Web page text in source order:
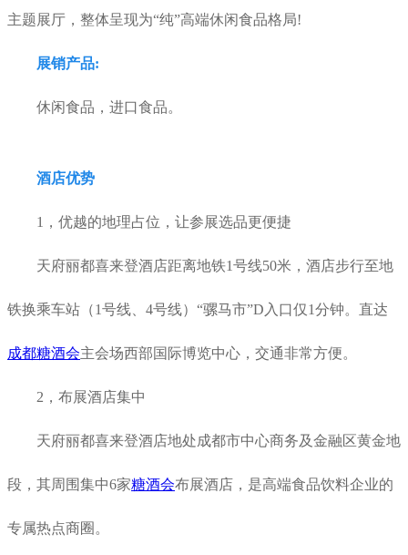
主题展厅，整体呈现为“纯”高端休闲食品格局!
展销产品:
休闲食品，进口食品。
酒店优势
1， 优越的地理占位，让参展选品更便捷
天府丽都喜来登酒店距离地铁1号线50米， 酒店步行至地
铁换乘车站（1号线、4号线）“骡马市”D入口仅1分钟。 直达
成都糖酒会主会场西部国际博览中心，交通非常方便。
2，布展酒店集中
天府丽都喜来登酒店地处成都市中心商务及金融区黄金地
段，其周围集中6家糖酒会布展酒店，是高端食品饮料企业的
专属热点商圈。